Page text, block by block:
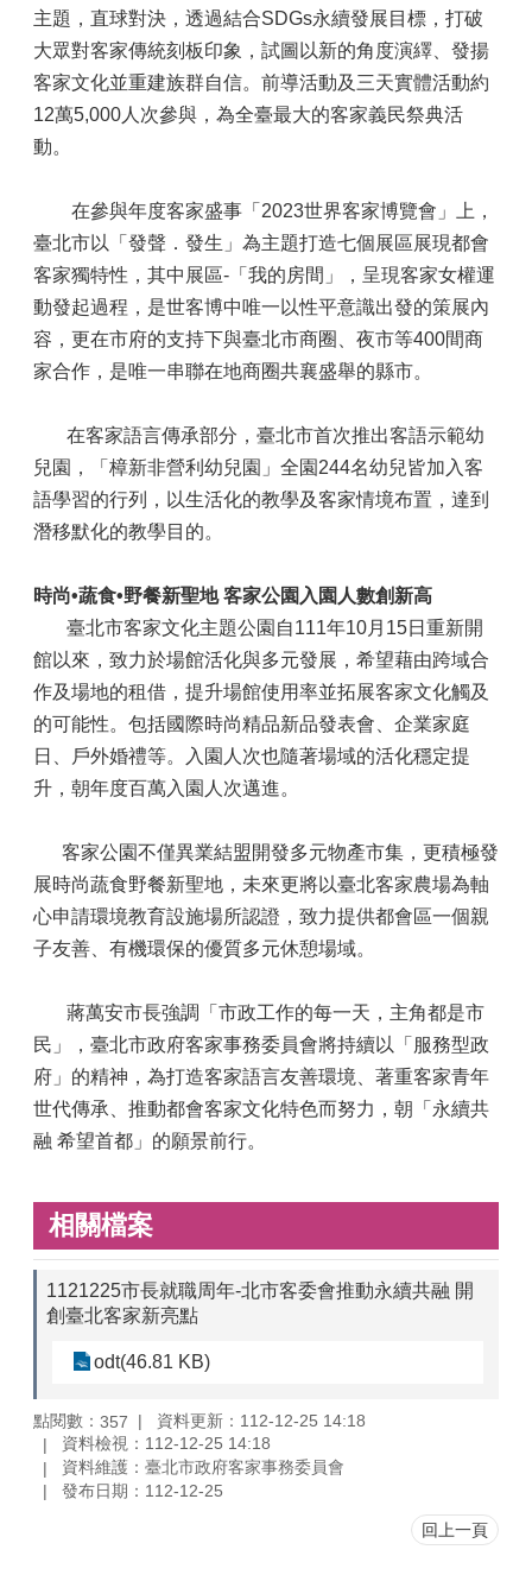
主題，直球對決，透過結合SDGs永續發展目標，打破
大眾對客家傳統刻板印象，試圖以新的角度演繹、發揚
客家文化並重建族群自信。前導活動及三天實體活動約
12萬5,000人次參與，為全臺最大的客家義民祭典活
動。
在參與年度客家盛事「2023世界客家博覽會」上，
臺北市以「發聲．發生」為主題打造七個展區展現都會
客家獨特性，其中展區-「我的房間」，呈現客家女權運
動發起過程，是世客博中唯一以性平意識出發的策展內
容，更在市府的支持下與臺北市商圈、夜市等400間商
家合作，是唯一串聯在地商圈共襄盛舉的縣市。
在客家語言傳承部分，臺北市首次推出客語示範幼
兒園，「樟新非營利幼兒園」全園244名幼兒皆加入客
語學習的行列，以生活化的教學及客家情境布置，達到
潛移默化的教學目的。
時尚•蔬食•野餐新聖地 客家公園入園人數創新高
臺北市客家文化主題公園自111年10月15日重新開
館以來，致力於場館活化與多元發展，希望藉由跨域合
作及場地的租借，提升場館使用率並拓展客家文化觸及
的可能性。包括國際時尚精品新品發表會、企業家庭
日、戶外婚禮等。入園人次也隨著場域的活化穩定提
升，朝年度百萬入園人次邁進。
客家公園不僅異業結盟開發多元物產市集，更積極發
展時尚蔬食野餐新聖地，未來更將以臺北客家農場為軸
心申請環境教育設施場所認證，致力提供都會區一個親
子友善、有機環保的優質多元休憩場域。
蔣萬安市長強調「市政工作的每一天，主角都是市
民」，臺北市政府客家事務委員會將持續以「服務型政
府」的精神，為打造客家語言友善環境、著重客家青年
世代傳承、推動都會客家文化特色而努力，朝「永續共
融 希望首都」的願景前行。
相關檔案
1121225市長就職周年-北市客委會推動永續共融 開
創臺北客家新亮點
odt(46.81 KB)
點閱數： 357
資料更新：112-12-25 14:18
資料檢視：112-12-25 14:18
資料維護：臺北市政府客家事務委員會
發布日期：112-12-25
回上一頁